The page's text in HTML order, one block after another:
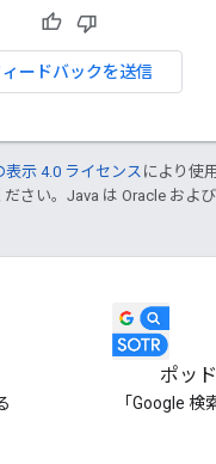
ィードバックを送信
示 4.0 ライセンス により使
ださい。Java は Oracle およ
ポッ
「Google